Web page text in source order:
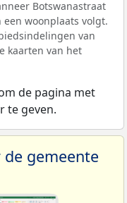
Botswanastraat
woonplaats volgt.
van
kaarten van het
de pagina met
te geven.
gemeente